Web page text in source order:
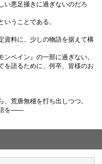
い悪足掻きに過ぎないのだろ
うことである。
資料に、少しの物語を据えて構
ベイン』の一部に過ぎない。
を語るために、何卒、皆様のお
荒唐無稽を打ち出しつつ。
語を――